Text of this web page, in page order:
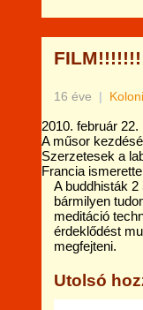
16 éve |
2010. február
A műsor
Szerzetesek a
Francia
A buddhisták
bármilyen
meditáció
érdeklődést
megfejteni.
Utolsó